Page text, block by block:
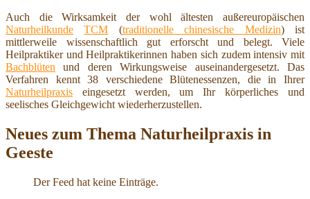
Auch die Wirksamkeit der wohl ältesten außereuropäischen
Naturheilkunde
TCM (traditionelle chinesische Medizin) ist
mittlerweile wissenschaftlich gut erforscht und belegt. Viele
Heilpraktiker und Heilpraktikerinnen haben sich zudem intensiv mit
Bachblüten und deren Wirkungsweise auseinandergesetzt. Das
Verfahren kennt 38 verschiedene Blütenessenzen, die in Ihrer
Naturheilpraxis eingesetzt werden, um Ihr körperliches und
seelisches Gleichgewicht wiederherzustellen.
Neues zum Thema Naturheilpraxis in
Geeste
Der Feed hat keine Einträge.